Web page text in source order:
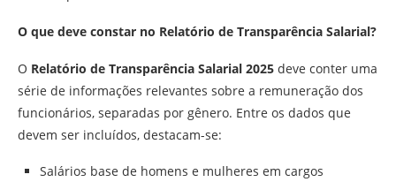
O que deve constar no Relatório de Transparência Salarial?
O Relatório de Transparência Salarial 2025 deve conter uma
série de informações relevantes sobre a remuneração dos
funcionários, separadas por gênero. Entre os dados que
devem ser incluídos, destacam-se:
Salários base de homens e mulheres em cargos